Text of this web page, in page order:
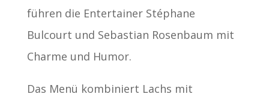
führen die Entertainer Stéphane
Bulcourt und Sebastian Rosenbaum mit
Charme und Humor.
Das Menü kombiniert Lachs mit